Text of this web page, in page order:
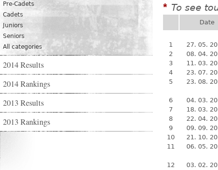
Pre-Cadets
Cadets
Juniors
Seniors
All categories
2014 Results
2014 Rankings
2013 Results
2013 Rankings
* To see
Date
1
27. 05.
2
08. 04.
3
11. 03.
4
23. 07.
5
23. 08.
6
04. 03.
7
18. 03.
8
22. 04.
9
09. 09.
10
21. 10.
11
06. 05.
12
03. 02.